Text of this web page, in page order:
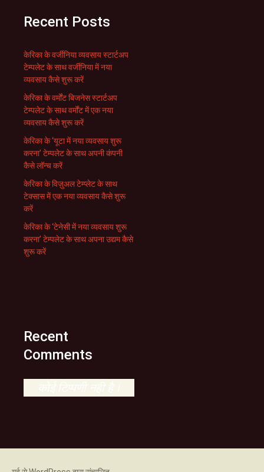
Recent Posts
केरिका के वर्जीनिया व्यवसाय स्टार्टअप
टेम्पलेट के साथ वर्जीनिया में नया
व्यवसाय कैसे शुरू करें
केरिका के वर्मोंट बिजनेस स्टार्टअप
टेम्पलेट के साथ वर्मोंट में एक नया
व्यवसाय कैसे शुरू करें
केरिका के ‘यूटा में नया व्यवसाय शुरू
करना’ टेम्पलेट के साथ अपनी कंपनी
कैसे लॉन्च करें
केरिका के विज़ुअल टेम्प्लेट के साथ
टेक्सास में एक नया व्यवसाय कैसे शुरू
करें
केरिका के ‘टेनेसी में नया व्यवसाय शुरू
करना’ टेम्पलेट के साथ अपना उद्यम कैसे
शुरू करें
Recent
Comments
कोई टिप्पणी नही है।